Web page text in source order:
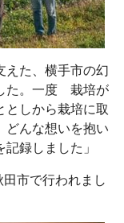
えた、横手市の幻
た。一度 栽培が
としから栽培に取
どんな想いを抱い
録しました」
市で行われまし